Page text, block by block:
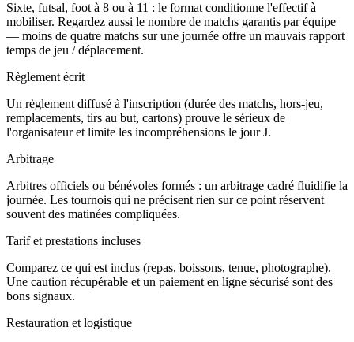
Sixte, futsal, foot à 8 ou à 11 : le format conditionne l'effectif à
mobiliser. Regardez aussi le nombre de matchs garantis par équipe
— moins de quatre matchs sur une journée offre un mauvais rapport
temps de jeu / déplacement.
Règlement écrit
Un règlement diffusé à l'inscription (durée des matchs, hors-jeu,
remplacements, tirs au but, cartons) prouve le sérieux de
l'organisateur et limite les incompréhensions le jour J.
Arbitrage
Arbitres officiels ou bénévoles formés : un arbitrage cadré fluidifie la
journée. Les tournois qui ne précisent rien sur ce point réservent
souvent des matinées compliquées.
Tarif et prestations incluses
Comparez ce qui est inclus (repas, boissons, tenue, photographe).
Une caution récupérable et un paiement en ligne sécurisé sont des
bons signaux.
Restauration et logistique